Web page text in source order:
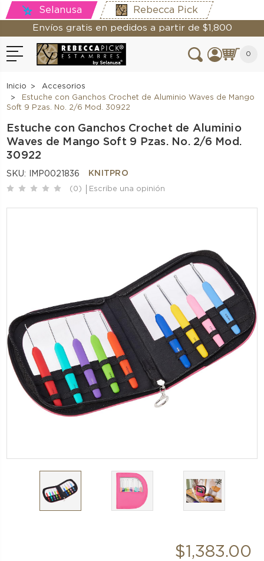
Selanusa Rebecca Pick
Envíos gratis en pedidos a partir de $1,800
0
Inicio
Accesorios
Estuche con Ganchos Crochet de Aluminio Waves de Mango
Soft 9 Pzas. No. 2/6 Mod. 30922
Estuche con Ganchos Crochet de Aluminio
Waves de Mango Soft 9 Pzas. No. 2/6 Mod.
30922
SKU: IMP0021836 KNITPRO
(0) Escribe una opinión
$1,383.00